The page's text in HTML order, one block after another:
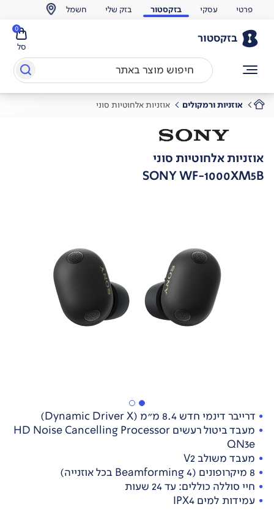
פרטי עסקי בזקסטור בזק שלי חשמל
בזקסטור
סל
0
אוזניות ורמקולים אוזניות אלחוטיות סוני
אוזניות אלחוטיות סוני
SONY WF-1000XM5B
דרייבר דינמי חדש 8.4 מ"מ (Dynamic Driver X)
מעבד ביטול רעשים HD Noise Cancelling Processor
QN3e
מעבד משולב V2
8 מיקרופונים (4 Beamforming בכל אוזנייה)
חיי סוללה כוללים: עד 24 שעות
עמידות למים IPX4